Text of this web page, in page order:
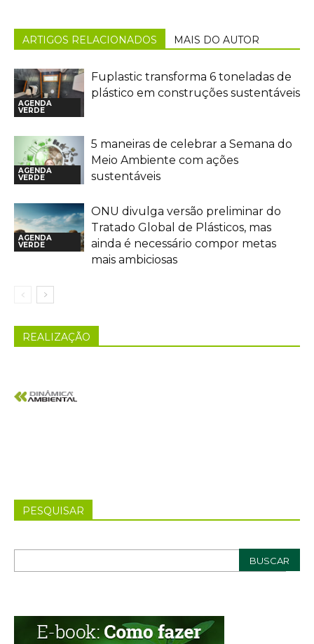
ARTIGOS RELACIONADOS MAIS DO AUTOR
AGENDA
VERDE
Fuplastic transforma 6 toneladas de
plástico em construções sustentáveis
AGENDA
VERDE
5 maneiras de celebrar a Semana do
Meio Ambiente com ações
sustentáveis
AGENDA
VERDE
ONU divulga versão preliminar do
Tratado Global de Plásticos, mas
ainda é necessário compor metas
mais ambiciosas
REALIZAÇÃO
PESQUISAR